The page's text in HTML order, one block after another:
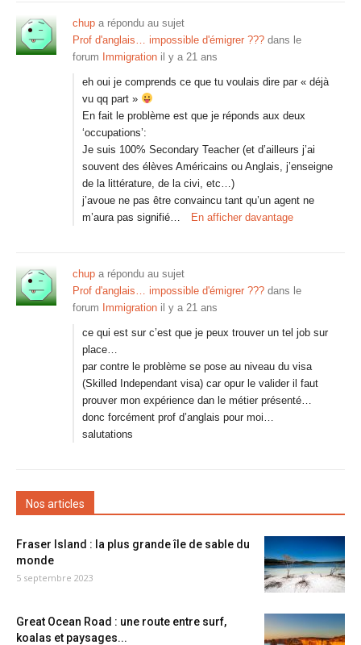
chup a répondu au sujet
Prof d'anglais… impossible d'émigrer ??? dans le
forum Immigration il y a 21 ans
eh oui je comprends ce que tu voulais dire par « déjà
vu qq part »
En fait le problème est que je réponds aux deux
‘occupations’:
Je suis 100% Secondary Teacher (et d’ailleurs j’ai
souvent des élèves Américains ou Anglais, j’enseigne
de la littérature, de la civi, etc…)
j’avoue ne pas être convaincu tant qu’un agent ne
m’aura pas signifié…
En afficher davantage
chup a répondu au sujet
Prof d'anglais… impossible d'émigrer ??? dans le
forum Immigration il y a 21 ans
ce qui est sur c’est que je peux trouver un tel job sur
place…
par contre le problème se pose au niveau du visa
(Skilled Independant visa) car opur le valider il faut
prouver mon expérience dan le métier présenté…
donc forcément prof d’anglais pour moi…
salutations
Nos articles
Fraser Island : la plus grande île de sable du
monde
5 septembre 2023
Great Ocean Road : une route entre surf,
koalas et paysages...